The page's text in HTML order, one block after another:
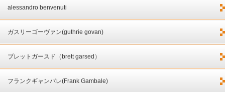
alessandro benvenuti
ガスリーゴーヴァン(guthrie govan)
ブレットガースド（brett garsed）
フランクギャンバレ(Frank Gambale)